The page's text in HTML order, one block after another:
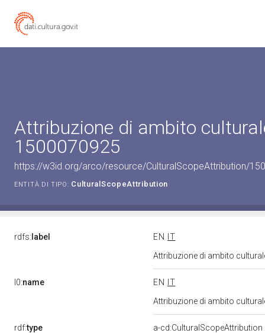
Attribuzione di ambito
1500070925
https://w3id.org/arco/resource/CulturalScopeAttribution/
ENTITÀ DI TIPO: CulturalScopeAttribution
rdfs: label EN
IT
Attribuzione di ambito
l0:name EN
IT
Attribuzione di ambito
rdf:type
a-cd:CulturalScopeAttribution